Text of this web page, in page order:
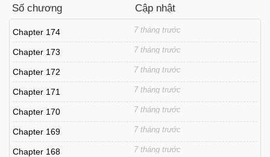
Số chương Cập nhật
Chapter 174 7 tháng trước
Chapter 173 7 tháng trước
Chapter 172 7 tháng trước
Chapter 171 7 tháng trước
Chapter 170 7 tháng trước
Chapter 169 7 tháng trước
Chapter 168 7 tháng trước